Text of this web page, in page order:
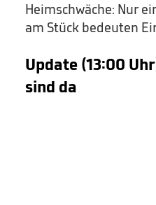
Heimschwäche: Nur
am Stück bedeuten
Update (13:00
sind da